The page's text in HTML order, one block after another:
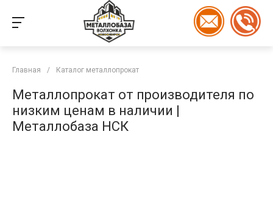
Главная / Каталог металлопрокат
Металлопрокат от производителя по
низким ценам в наличии |
Металлобаза НСК